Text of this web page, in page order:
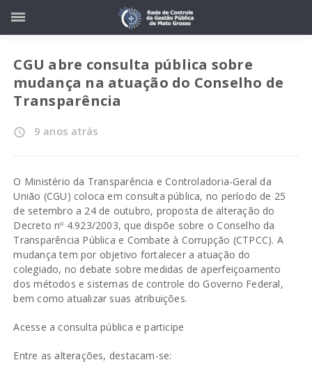
CGU abre consulta pública sobre
mudança na atuação do Conselho de
Transparência
access_time 9 anos atrás
O Ministério da Transparência e Controladoria-Geral da
União (CGU) coloca em consulta pública, no período de 25
de setembro a 24 de outubro, proposta de alteração do
Decreto nº 4.923/2003, que dispõe sobre o Conselho da
Transparência Pública e Combate à Corrupção (CTPCC). A
mudança tem por objetivo fortalecer a atuação do
colegiado, no debate sobre medidas de aperfeiçoamento
dos métodos e sistemas de controle do Governo Federal,
bem como atualizar suas atribuições.
Acesse a consulta pública e participe
Entre as alterações, destacam-se: